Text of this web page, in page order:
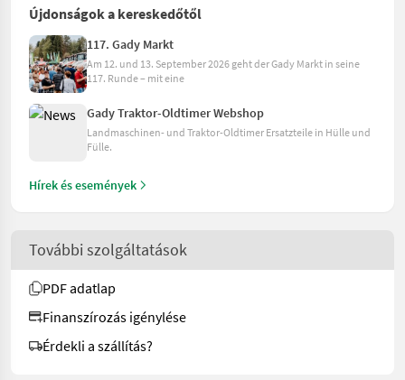
Újdonságok a kereskedőtől
117. Gady Markt
Am 12. und 13. September 2026 geht der Gady Markt in seine
117. Runde – mit eine
Gady Traktor-Oldtimer Webshop
Landmaschinen- und Traktor-Oldtimer Ersatzteile in Hülle und
Fülle.
Hírek és események
További szolgáltatások
PDF adatlap
Finanszírozás igénylése
Érdekli a szállítás?